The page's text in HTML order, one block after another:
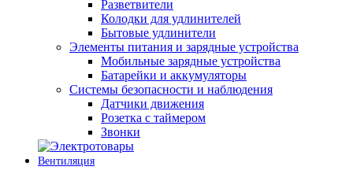
Разветвители
Колодки для удлинителей
Бытовые удлинители
Элементы питания и зарядные устройства
Мобильные зарядные устройства
Батарейки и аккумуляторы
Системы безопасности и наблюдения
Датчики движения
Розетка с таймером
Звонки
Вентиляция